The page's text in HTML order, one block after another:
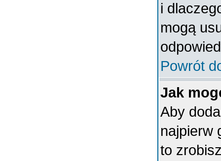
i
mogą
Powrót
Jak
Aby
najpierw
to